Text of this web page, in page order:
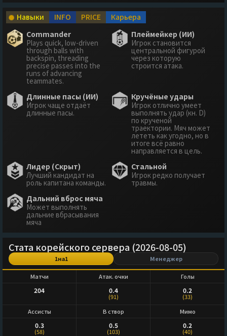
Навыки INFO PRICE
Карьера
Commander
Plays quick, low-driven
through balls with
backspin, threading
precise passes into the
runs of advancing
teammates.
Плеймейкер (ИИ)
Игрок становится
центральной фигурой
через которую
строится атака.
Длинные пасы (ИИ)
Игрок чаще отдаёт
длинные пасы.
Кручёные удары
Игрок отлично умеет
выполнять удар (кн. D)
по крученой
траектории. Мяч может
лететь как угодно, но в
итоге всё равно
направляется в цель.
Лидер (Скрыт)
Лучший кандидат на
роль капитана команды.
Стальной
Игрок редко получает
травмы.
Дальний вброс мяча
Может выполнять
дальние вбрасывания
мяча
Стата корейского сервера (2026-08-05)
1на1 Менеджер
Матчи
204
Атак. очки
0.4
(91)
Голы
0.2
(33)
Ассисты
0.3
(58)
В створ
0.5
(103)
Мимо
0.2
(40)